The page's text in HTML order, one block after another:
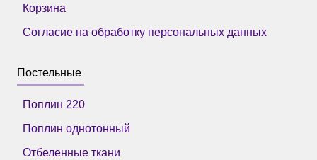
Корзина
Согласие на обработку персональных данных
Постельные
Поплин 220
Поплин однотонный
Отбеленные ткани